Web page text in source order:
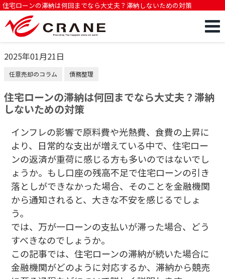
住宅ローンの滞納は何回までなら大丈夫？滞納しないための対策
2025年01月21日
任意売却のコラム 債務整理
住宅ローンの滞納は何回までなら大丈夫？滞納
しないための対策
インフレの影響で原料費や光熱費、食費の上昇に
より、日常的な支出が増えている中で、住宅ロー
ンの返済が重荷に感じる方も多いのではないでし
ょうか。もし口座の残高不足で住宅ローンの引き
落としができなかった場合、そのことを金融機関
から通知されると、大きな不安を感じるでしょ
う。
では、万が一ローンの支払いが滞った場合、どう
すべきなのでしょうか。
この記事では、住宅ローンの滞納が続いた場合に
金融機関がどのように対応するか、滞納から競売